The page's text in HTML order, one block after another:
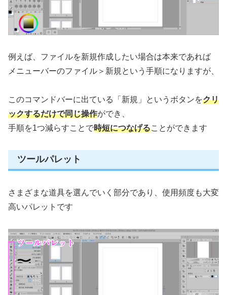
例えば、ファイルを新規作成したい場合は本来であれば
メニューバーのファイル＞新規という手順になりますが、
このコマンドバーに出ている「新規」というボタンをクリ
ックするだけで同じ操作ができ、
手順を1つ減らすことで時短につなげることができます
ツールパレット
さまざまな道具を選んでいく部分であり、使用頻度も大変
高いパレットです